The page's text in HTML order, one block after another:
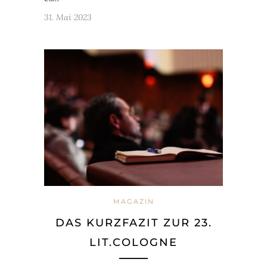
31. Mai 2023
MAGAZIN
DAS KURZFAZIT ZUR 23.
LIT.COLOGNE